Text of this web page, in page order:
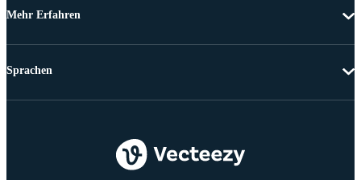
Mehr Erfahren
Sprachen